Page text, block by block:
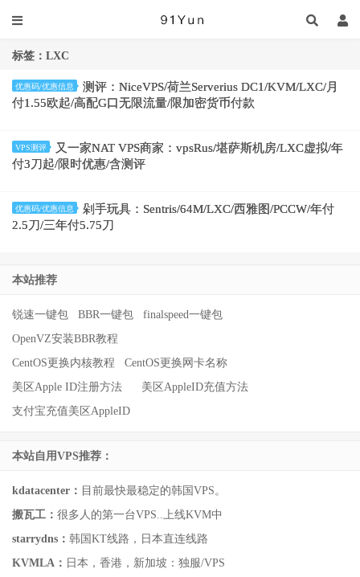
标签：LXC
优惠码/优惠信息
测评：NiceVPS/荷兰Serverius DC1/KVM/LXC/月
付1.55欧起/高配G口无限流量/限加密货币付款
VPS测评
又一家NAT VPS商家：vpsRus/堪萨斯机房/LXC虚拟/年
付3刀起/限时优惠/含测评
优惠码/优惠信息
剁手玩具：Sentris/64M/LXC/西雅图/PCCW/年付
2.5刀/三年付5.75刀
本站推荐
锐速一键包 BBR一键包
finalspeed一键包
OpenVZ安装BBR教程
CentOS更换内核教程
CentOS更换网卡名称
美区Apple ID注册方法
美区AppleID充值方法
支付宝充值美区AppleID
本站自用VPS推荐：
kdatacenter： 目前最快最稳定的韩国VPS。
搬瓦工： 很多人的第一台VPS..上线KVM中
starrydns： 韩国KT线路，日本直连线路
KVMLA： 日本，香港，新加坡：独服/VPS